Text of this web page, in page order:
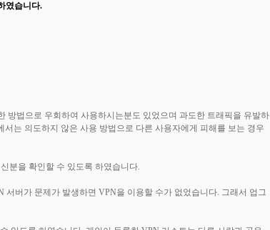
였습니다.
방법으로 우회하여 사용하시는분도 있었으며 과도한 트래픽을 유발하
는 의도하지 않은 사용 방법으로 다른 사용자에게 피해를 보는 경우
분을 확인할 수 있도록 하였습니다.
버가 문제가 발생하면 VPN을 이용할 수가 없었습니다. 그래서 업그